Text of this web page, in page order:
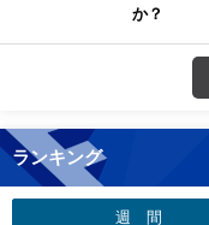
か？
ランキング
週 間